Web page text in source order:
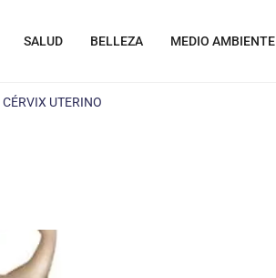
SALUD BELLEZA MEDIO AMBIENTE
CÉRVIX UTERINO